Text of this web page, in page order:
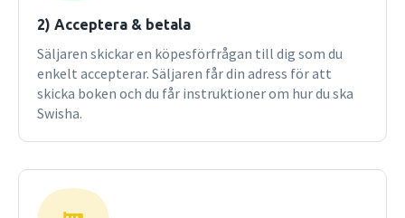
2) Acceptera & betala
Säljaren skickar en köpesförfrågan till dig som du
enkelt accepterar. Säljaren får din adress för att
skicka boken och du får instruktioner om hur du ska
Swisha.